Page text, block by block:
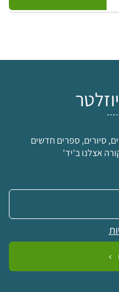
סיורים, ספרים חדשים
אצלנו ב'יד'